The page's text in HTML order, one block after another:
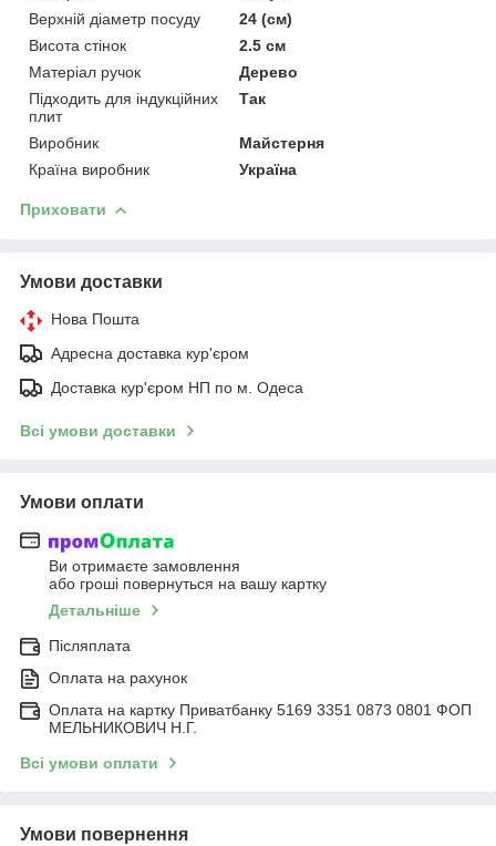
Верхній діаметр посуду
24 (см)
Висота стінок
2.5 см
Матеріал ручок
Дерево
Підходить для індукційних
плит
Так
Виробник
Майстерня
Країна виробник
Україна
Приховати
Умови доставки
Нова Пошта
Адресна доставка кур'єром
Доставка кур'єром НП по м. Одеса
Всі умови доставки
Умови оплати
Ви отримаєте замовлення
або гроші повернуться на вашу картку
Детальніше
Післяплата
Оплата на рахунок
Оплата на картку Приватбанку 5169 3351 0873 0801 ФОП
МЕЛЬНИКОВИЧ Н.Г.
Всі умови оплати
Умови повернення